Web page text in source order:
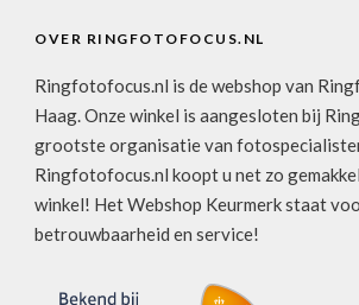
OVER RINGFOTOFOCUS.NL
Ringfotofocus.nl is de webshop van
Haag. Onze winkel is aangesloten bij
grootste organisatie van
Ringfotofocus.nl koopt u net zo
winkel! Het Webshop Keurmerk staat
betrouwbaarheid en service!